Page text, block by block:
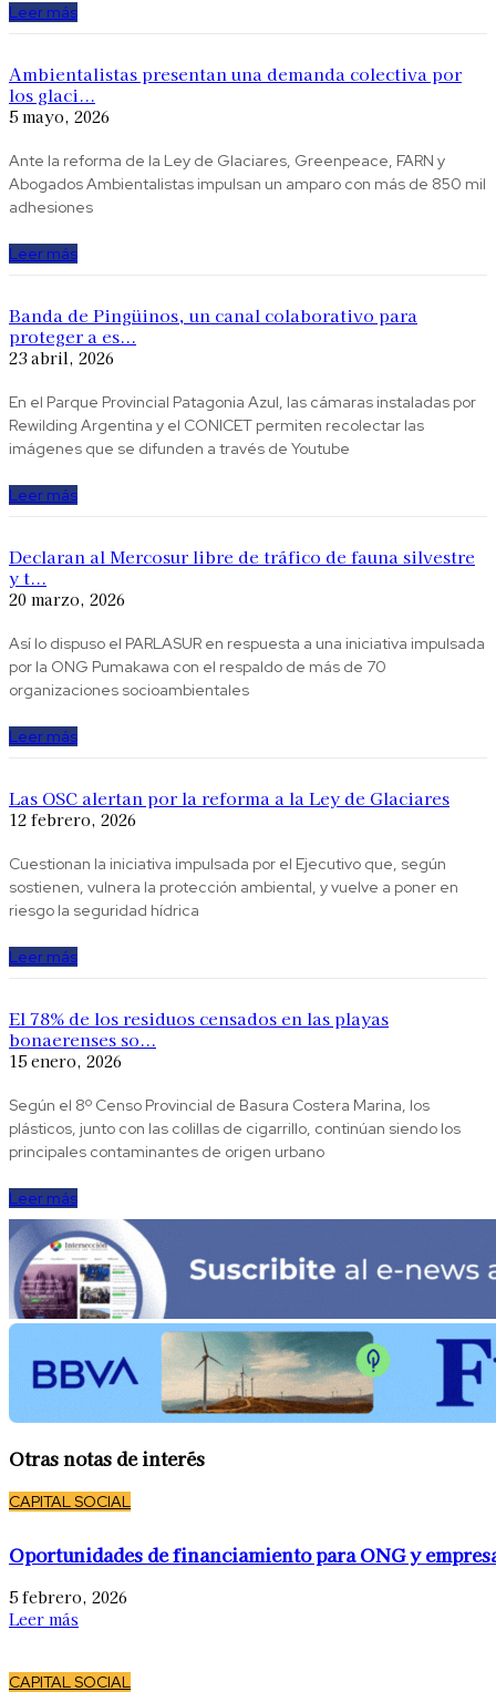
Leer más
Ambientalistas presentan una demanda colectiva por
los glaci...
5 mayo, 2026
Ante la reforma de la Ley de Glaciares, Greenpeace, FARN y
Abogados Ambientalistas impulsan un amparo con más de 850 mil
adhesiones
Leer más
Banda de Pingüinos, un canal colaborativo para
proteger a es...
23 abril, 2026
En el Parque Provincial Patagonia Azul, las cámaras instaladas por
Rewilding Argentina y el CONICET permiten recolectar las
imágenes que se difunden a través de Youtube
Leer más
Declaran al Mercosur libre de tráfico de fauna silvestre
y t...
20 marzo, 2026
Así lo dispuso el PARLASUR en respuesta a una iniciativa impulsada
por la ONG Pumakawa con el respaldo de más de 70
organizaciones socioambientales
Leer más
Las OSC alertan por la reforma a la Ley de Glaciares
12 febrero, 2026
Cuestionan la iniciativa impulsada por el Ejecutivo que, según
sostienen, vulnera la protección ambiental, y vuelve a poner en
riesgo la seguridad hídrica
Leer más
El 78% de los residuos censados en las playas
bonaerenses so...
15 enero, 2026
Según el 8º Censo Provincial de Basura Costera Marina, los
plásticos, junto con las colillas de cigarrillo, continúan siendo los
principales contaminantes de origen urbano
Leer más
Otras notas de interés
CAPITAL SOCIAL
Oportunidades de financiamiento para ONG y
5 febrero, 2026
Leer más
CAPITAL SOCIAL